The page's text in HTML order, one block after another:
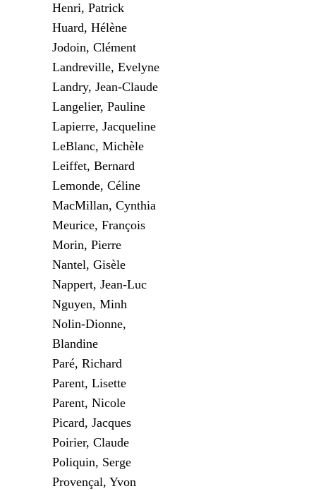
Henri, Patrick
Huard, Hélène
Jodoin, Clément
Landreville, Evelyne
Landry, Jean-Claude
Langelier, Pauline
Lapierre, Jacqueline
LeBlanc, Michèle
Leiffet, Bernard
Lemonde, Céline
MacMillan, Cynthia
Meurice, François
Morin, Pierre
Nantel, Gisèle
Nappert, Jean-Luc
Nguyen, Minh
Nolin-Dionne,
Blandine
Paré, Richard
Parent, Lisette
Parent, Nicole
Picard, Jacques
Poirier, Claude
Poliquin, Serge
Provençal, Yvon